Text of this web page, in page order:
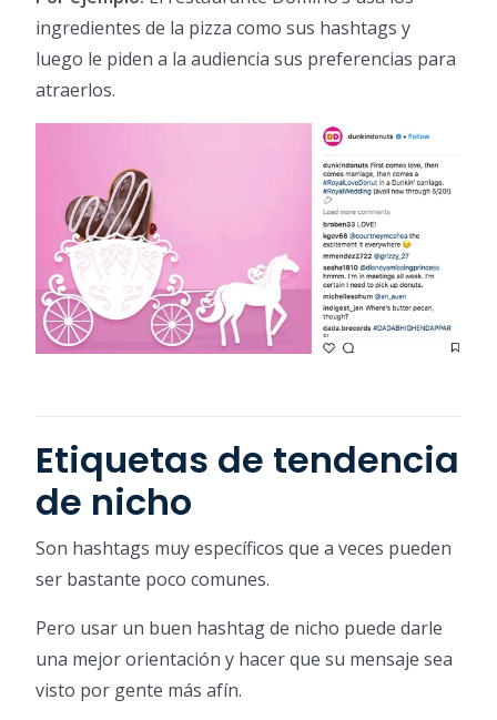
ingredientes de la pizza como sus hashtags y
luego le piden a la audiencia sus preferencias para
atraerlos.
Etiquetas de tendencia
de nicho
Son hashtags muy específicos que a veces pueden
ser bastante poco comunes.
Pero usar un buen hashtag de nicho puede darle
una mejor orientación y hacer que su mensaje sea
visto por gente más afín.